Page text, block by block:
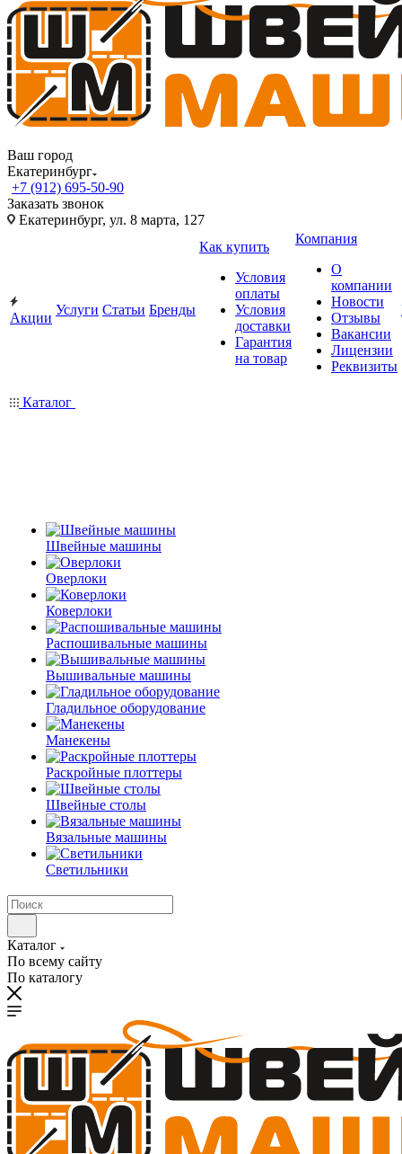
Ваш город
Екатеринбург
+7 (912) 695-50-90
Заказать звонок
Екатеринбург, ул. 8 марта, 127
Акции
Услуги Статьи Бренды
Как купить
Условия
оплаты
Условия
доставки
Гарантия
на товар
Компания
О
компании
Новости
Отзывы
Вакансии
Лицензии
Реквизиты
Каталог
Швейные машины
Оверлоки
Коверлоки
Распошивальные машины
Вышивальные машины
Гладильное оборудование
Манекены
Раскройные плоттеры
Швейные столы
Вязальные машины
Светильники
Каталог
По всему сайту
По каталогу